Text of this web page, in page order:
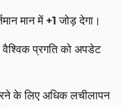
मान में +1 जोड़ देगा।
प्रगति को अपडेट
के लिए अधिक लचीलापन